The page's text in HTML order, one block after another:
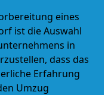
eines
ist die Auswahl
in
dass das
Erfahrung
Umzug